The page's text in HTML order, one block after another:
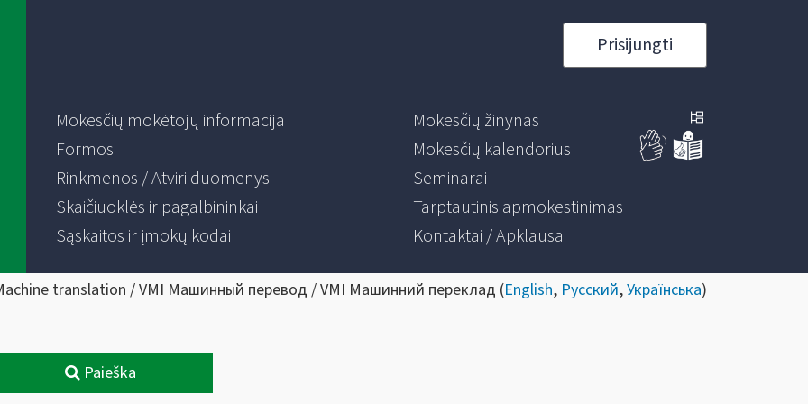
Prisijungti
Mokesčių mokėtojų informacija
Formos
Rinkmenos / Atviri duomenys
Skaičiuoklės ir pagalbininkai
Sąskaitos ir įmokų kodai
Mokesčių žinynas
Mokesčių kalendorius
Seminarai
Tarptautinis apmokestinimas
Kontaktai / Apklausa
translation / VMI Машинный перевод / VMI Машинний переклад (English, Русский,Українська)
Paieška